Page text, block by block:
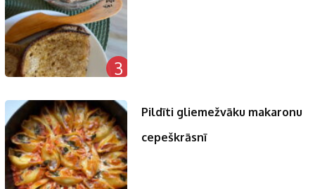
3
Pildīti gliemežvāku makaronu
cepeškrāsnī